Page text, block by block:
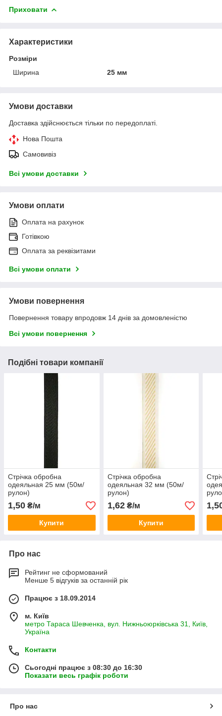
Приховати
Характеристики
Розміри
Ширина
25 мм
Умови доставки
Доставка здійснюється тільки по передоплаті.
Нова Пошта
Самовивіз
Всі умови доставки
Умови оплати
Оплата на рахунок
Готівкою
Оплата за реквізитами
Всі умови оплати
Умови повернення
Повернення товару впродовж 14 днів за домовленістю
Всі умови повернення
Подібні товари компанії
Стрічка обробна
одеяльная 25 мм (50м/
рулон)
1,50 ₴/м
Купити
Стрічка обробна
одеяльная 32 мм (50м/
рулон)
1,62₴/м
Купити
Про нас
Рейтинг не сформований
Менше 5 відгуків за останній рік
Працює з 18.09.2014
м. Київ
метро Тараса Шевченка, вул. Нижньоюрківська 31, Київ,
Україна
Контакти
Сьогодні працює з 08:30 до 16:30
Показати весь графік роботи
Про нас